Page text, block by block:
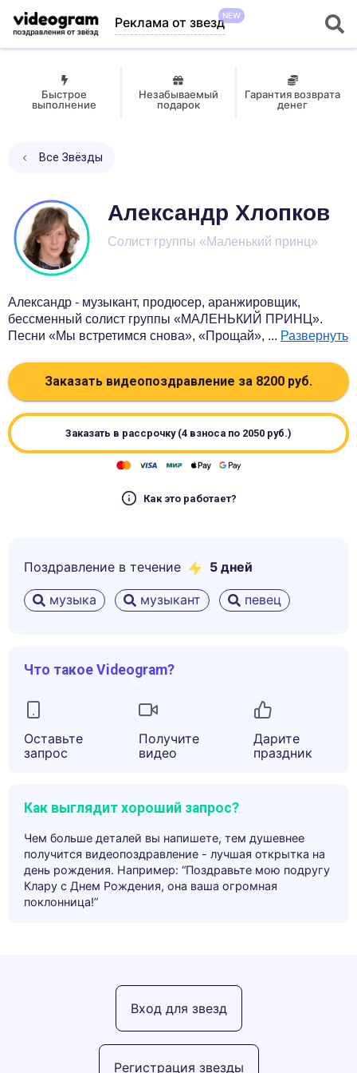
Реклама от звездNEW
Быстрое
выполнение
Незабываемый
подарок
Гарантия возврата
денег
Все Звёзды
Александр Хлопков
Cолист группы «Маленький принц»
Александр - музыкант, продюсер, аранжировщик,
бессменный солист группы «МАЛЕНЬКИЙ ПРИНЦ».
Песни «Мы встретимся снова», «Прощай», ... Развернуть
Заказать видеопоздравление за 8200 руб.
Заказать в рассрочку (4 взноса по 2050 руб.)
Как это работает?
Поздравление в течение 5 дней
музыка музыкант певец
Что такое Videogram?
Оставьте
запрос
Получите
видео
Дарите
праздник
Как выглядит хороший запрос?
Чем больше деталей вы напишете, тем душевнее
получится видеопоздравление - лучшая открытка на
день рождения. Например: “Поздравьте мою подругу
Клару с Днем Рождения, она ваша огромная
поклонница!”
Регистрация звезды
Вход для звезд